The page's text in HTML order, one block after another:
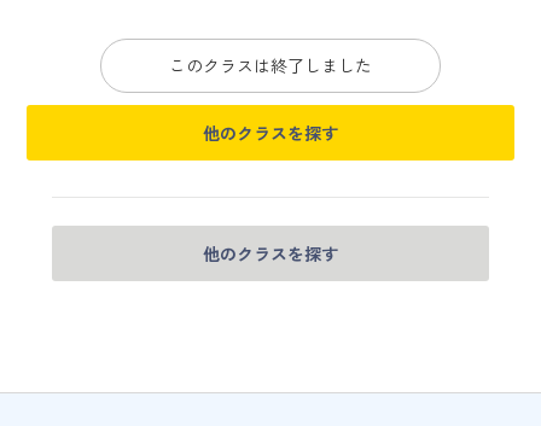
このクラスは終了しました
他のクラスを探す
他のクラスを探す